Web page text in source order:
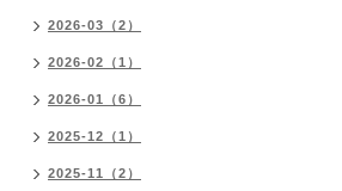
2026-03（2）
2026-02（1）
2026-01（6）
2025-12（1）
2025-11（2）